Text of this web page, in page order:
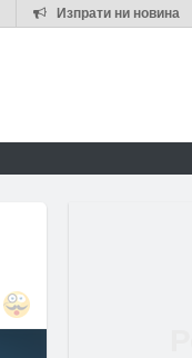
Изпрати ни новина